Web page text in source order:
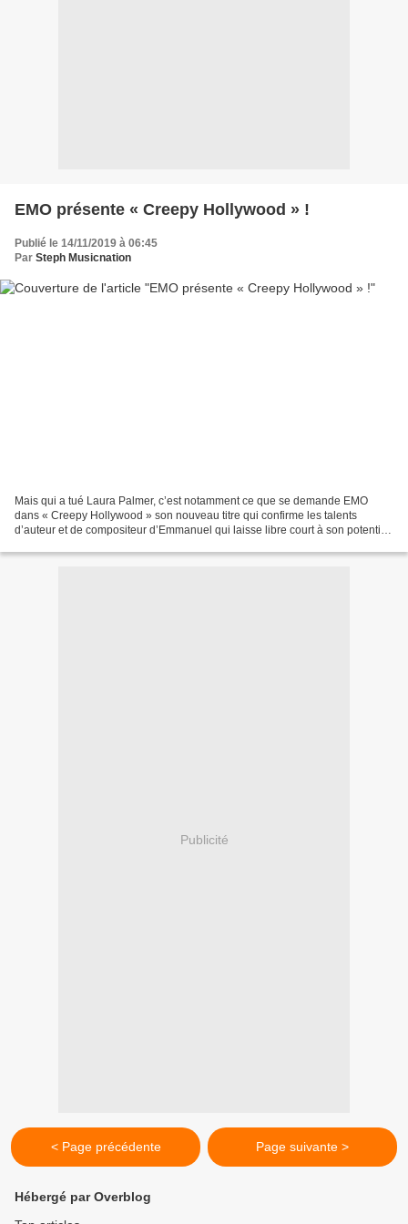
EMO présente « Creepy Hollywood » !
Publié le 14/11/2019 à 06:45
Par Steph Musicnation
Mais qui a tué Laura Palmer, c’est notamment ce que se demande EMO
dans « Creepy Hollywood » son nouveau titre qui confirme les talents
d’auteur et de compositeur d’Emmanuel qui laisse libre court à son potentiel
Publicité
< Page précédente Page suivante >
Hébergé par Overblog